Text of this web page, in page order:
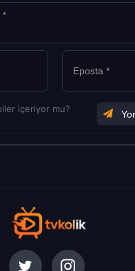
içeriyor mu?